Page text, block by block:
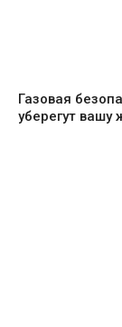
Газовая
уберегут вашу